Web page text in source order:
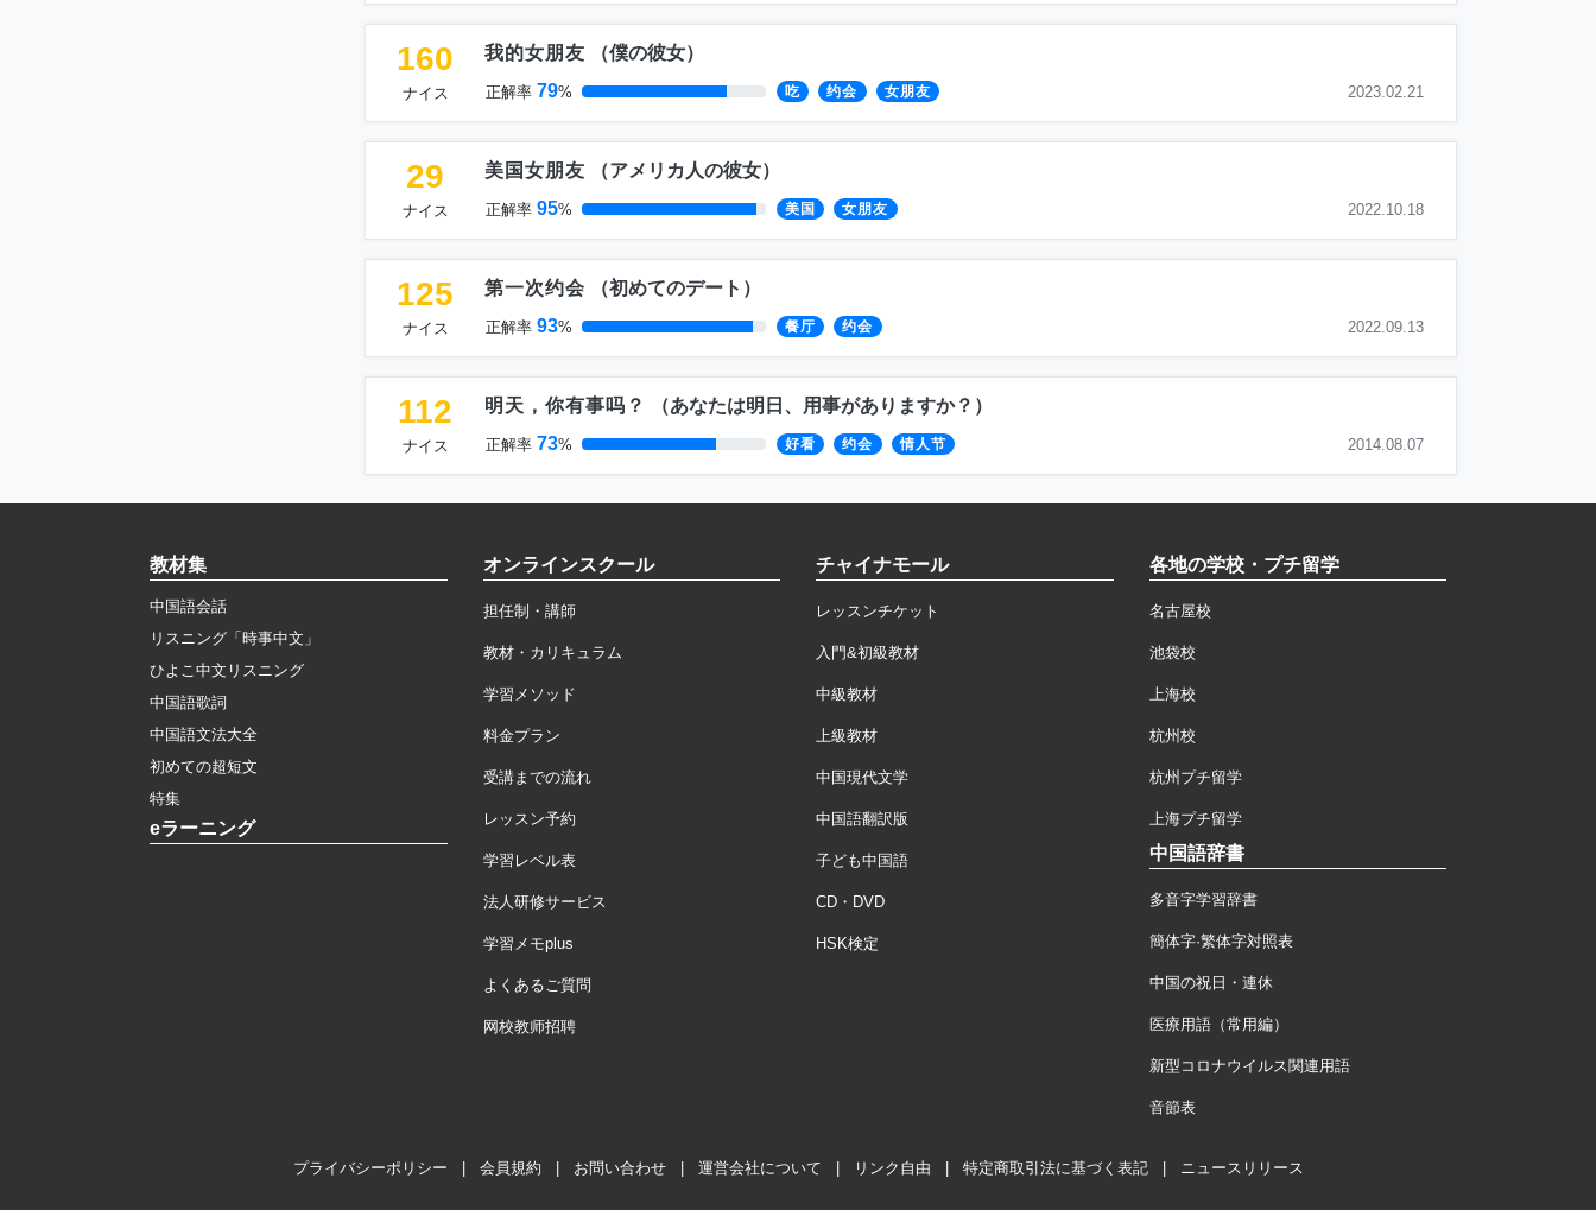
160
ナイス
我的女朋友 （僕の彼女）
正解率 79% 吃 约会 女朋友 2023.02.21
29
ナイス
美国女朋友 （アメリカ人の彼女）
正解率 95% 美国 女朋友 2022.10.18
125
ナイス
第一次约会 （初めてのデート ）
正解率 93% 餐厅 约会 2022.09.13
112
ナイス
明天，你有事吗？ （あなたは明日、用事がありますか？ ）
正解率 73% 好看 约会 情人节 2014.08.07
教材集
中国語会話
リスニング「時事中文」
ひよこ中文リスニング
中国語歌詞
中国語文法大全
初めての超短文
特集
eラーニング
オンラインスクール
担任制・講師
教材・カリキュラム
学習メソッド
料金プラン
受講までの流れ
レッスン予約
学習レベル表
法人研修サービス
学習メモplus
よくあるご質問
网校教师招聘
チャイナモール
レッスンチケット
入門&初級教材
中級教材
上級教材
中国現代文学
中国語翻訳版
子ども中国語
CD・DVD
HSK検定
各地の学校・プチ留学
名古屋校
池袋校
上海校
杭州校
杭州プチ留学
上海プチ留学
中国語辞書
多音字学習辞書
簡体字·繁体字対照表
中国の祝日・連休
医療用語（常用編）
新型コロナウイルス関連用語
音節表
プライバシーポリシー 会員規約 お問い合わせ 運営会社について リンク自由 特定商取引法に基づく表記 ニュースリリース